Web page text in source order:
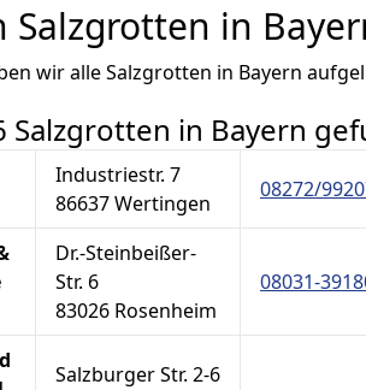
Salzgrotten in
wir alle Salzgrotten in Bayern
Salzgrotten in Bayern
Industriestr. 7
86637 Wertingen
08272/
Dr.-Steinbeißer-
Str. 6
83026 Rosenheim
08031-
Salzburger Str. 2-6